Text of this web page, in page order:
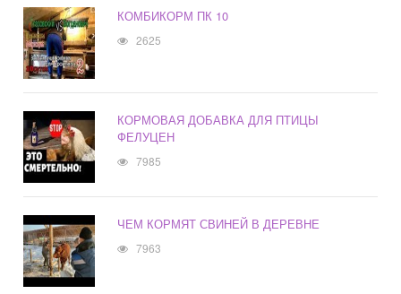
КОМБИКОРМ ПК 10
2625
КОРМОВАЯ ДОБАВКА ДЛЯ ПТИЦЫ
ФЕЛУЦЕН
7985
ЧЕМ КОРМЯТ СВИНЕЙ В ДЕРЕВНЕ
7963